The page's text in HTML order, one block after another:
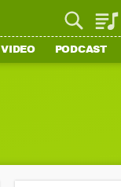
VIDEO PODCAST